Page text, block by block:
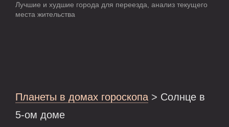
Лучшие и худшие города для переезда, анализ текущего
места жительства
Планеты в домах гороскопа > Солнце в
5-ом доме